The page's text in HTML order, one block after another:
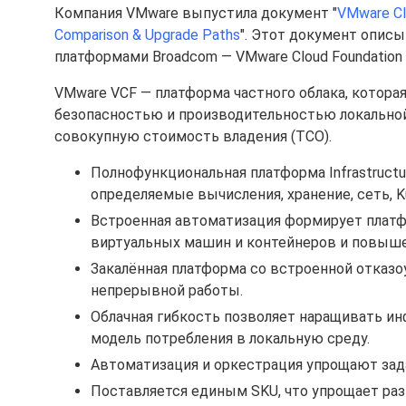
Компания VMware выпустила документ "VMware
Comparison & Upgrade Paths". Этот документ
платформами Broadcom — VMware Cloud Foundation
VMware VCF — платформа частного облака,
безопасностью и производительностью
совокупную стоимость владения (TCO).
Полнофункциональная платформа
определяемые вычисления, хранение, сеть,
Встроенная автоматизация формирует
виртуальных машин и контейнеров и
Закалённая платформа со встроенной
непрерывной работы.
Облачная гибкость позволяет наращивать
модель потребления в локальную среду.
Автоматизация и оркестрация упрощают
Поставляется единым SKU, что упрощает